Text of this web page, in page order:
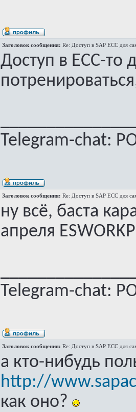
Заголовок сообщения: Re: Доступ в SAP ECC для
Доступ в ECC-
Telegram-chat:
Заголовок сообщения: Re: Доступ в SAP ECC для
ну всё, баста
апреля
Telegram-chat:
Заголовок сообщения: Re: Доступ в SAP ECC для
а кто-нибудь
http://
как оно?